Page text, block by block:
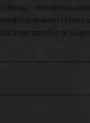
Ronja – dovoljni su sami
dinamici i životu
svijet narušen te su